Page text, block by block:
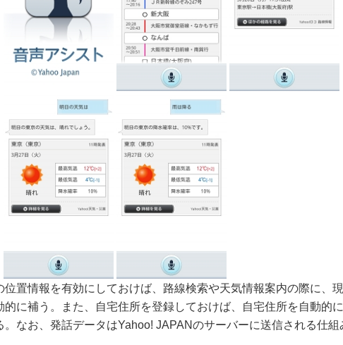
置情報を有効にしておけば、路線検索や天気情報案内の際に、
的に補う。また、自宅住所を登録しておけば、自宅住所を自動的
。なお、発話データはYahoo! JAPANのサーバーに送信される仕組